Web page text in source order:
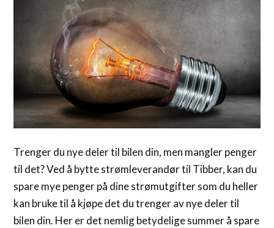
Trenger du nye deler til bilen din, men mangler penger
til det? Ved å bytte strømleverandør til Tibber, kan du
spare mye penger på dine strømutgifter som du heller
kan bruke til å kjøpe det du trenger av nye deler til
bilen din. Her er det nemlig betydelige summer å spare